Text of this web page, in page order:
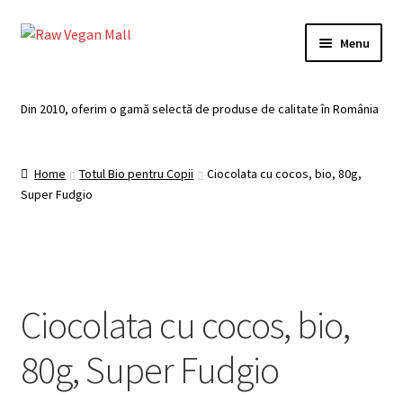
Skip
Skip
Menu
Categorii
Plată
Coș
Din 2010, oferim o gamă selectă de produse de calitate în România
Home Totul Bio pentru Copii
Ciocolata cu cocos, bio, 80g,
Super Fudgio
Ciocolata cu cocos, bio,
80g, Super Fudgio